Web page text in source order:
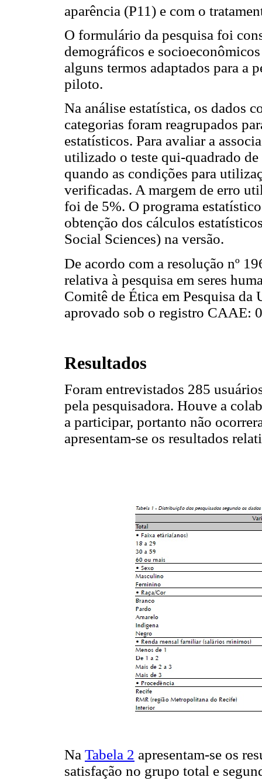
aparência (P11) e com o
O formulário da pesquisa foi
demográficos e
alguns termos adaptados para a
piloto.
Na análise estatística, os dados
categorias foram reagrupados
estatísticos. Para avaliar a
utilizado o teste qui-quadrado
quando as condições para
verificadas. A margem de erro
foi de 5%. O programa
obtenção dos cálculos
Social Sciences) na versão.
De acordo com a resolução nº
relativa à pesquisa em seres
Comitê de Ética em Pesquisa da
aprovado sob o registro CAAE:
Resultados
Foram entrevistados 285
pela pesquisadora. Houve a
a participar, portanto não
apresentam-se os resultados
Na Tabela 2 apresentam-se os
satisfação no grupo total e